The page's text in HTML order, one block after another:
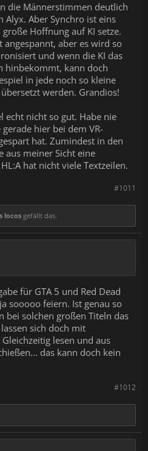
die Männerstimmen deutlich
Alyx. Aber Synchro ist eins
Hoffnung auf KI setze.
angespannt, aber es wird so
und wenn die KI das
hinbekommt, kann doch
in jede noch so kleine
werden. Grandios!
echt nicht so gut. Habe nie
hier bei dem VR-
hat. Zumindest in den
aus meiner Sicht eine
hat nicht viele Textzeilen.
#1011
locos gefällt das.
für GTA 5 und Red Dead
sooooo feiern. Ist genau so
bei solchen großen Titeln das
sich doch mit
lesen und aus
das kann doch kein
#1012